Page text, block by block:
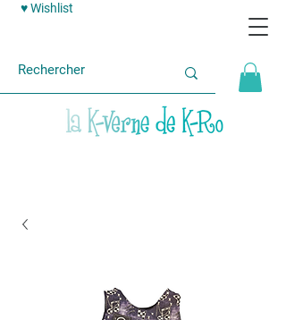
♥ Wishlist